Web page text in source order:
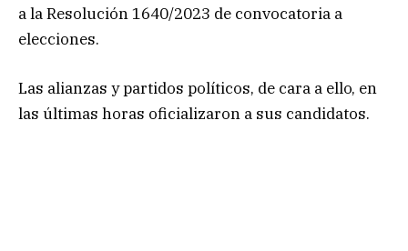
a la Resolución 1640/2023 de convocatoria a
elecciones.
Las alianzas y partidos políticos, de cara a ello, en
las últimas horas oficializaron a sus candidatos.